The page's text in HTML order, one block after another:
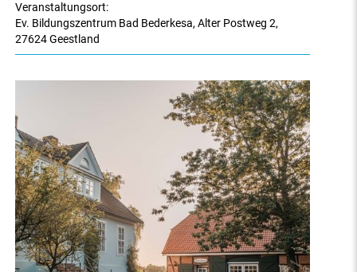
Veranstaltungsort:
Ev. Bildungszentrum Bad Bederkesa,Alter Postweg 2,
27624 Geestland